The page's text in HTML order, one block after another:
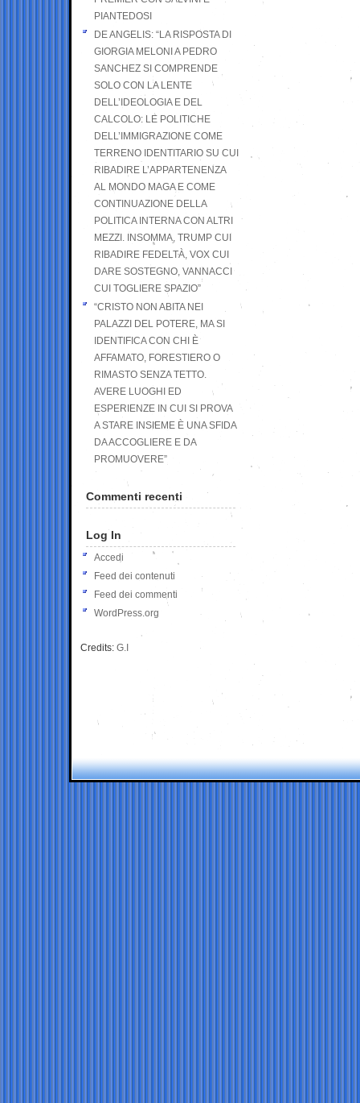
PIANTEDOSI
DE ANGELIS: “LA RISPOSTA DI
GIORGIA MELONI A PEDRO
SANCHEZ SI COMPRENDE
SOLO CON LA LENTE
DELL’IDEOLOGIA E DEL
CALCOLO: LE POLITICHE
DELL’IMMIGRAZIONE COME
TERRENO IDENTITARIO SU CUI
RIBADIRE L’APPARTENENZA
AL MONDO MAGA E COME
CONTINUAZIONE DELLA
POLITICA INTERNA CON ALTRI
MEZZI. INSOMMA, TRUMP CUI
RIBADIRE FEDELTÀ, VOX CUI
DARE SOSTEGNO, VANNACCI
CUI TOGLIERE SPAZIO”
“CRISTO NON ABITA NEI
PALAZZI DEL POTERE, MA SI
IDENTIFICA CON CHI È
AFFAMATO, FORESTIERO O
RIMASTO SENZA TETTO.
AVERE LUOGHI ED
ESPERIENZE IN CUI SI PROVA
A STARE INSIEME È UNA SFIDA
DA ACCOGLIERE E DA
PROMUOVERE”
Commenti recenti
Log In
Accedi
Feed dei contenuti
Feed dei commenti
WordPress.org
Credits: G.I